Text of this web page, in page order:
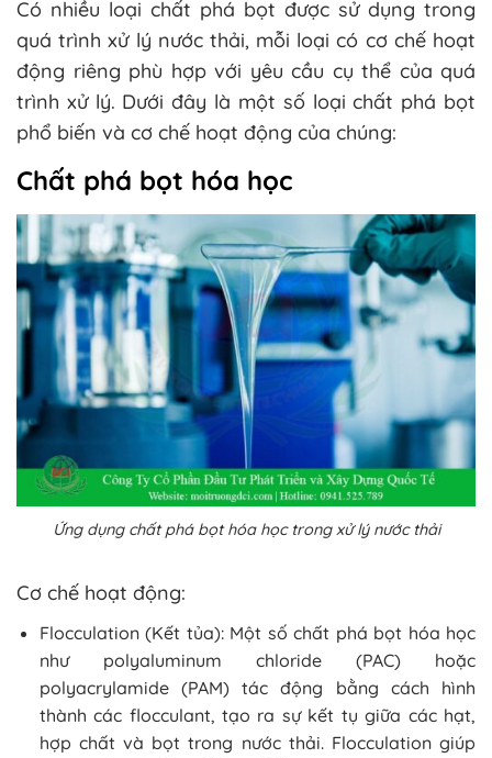
Có nhiều loại chất phá bọt được sử dụng trong
quá trình xử lý nước thải, mỗi loại có cơ chế hoạt
động riêng phù hợp với yêu cầu cụ thể của quá
trình xử lý. Dưới đây là một số loại chất phá bọt
phổ biến và cơ chế hoạt động của chúng:
Chất phá bọt hóa học
Ứng dụng chất phá bọt hóa học trong xử lý nước thải
Cơ chế hoạt động:
Flocculation (Kết tủa): Một số chất phá bọt hóa học
như polyaluminum chloride (PAC) hoặc
polyacrylamide (PAM) tác động bằng cách hình
thành các flocculant, tạo ra sự kết tụ giữa các hạt,
hợp chất và bọt trong nước thải. Flocculation giúp